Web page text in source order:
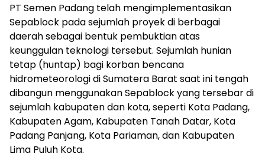
PT Semen Padang telah mengimplementasikan
Sepablock pada sejumlah proyek di berbagai
daerah sebagai bentuk pembuktian atas
keunggulan teknologi tersebut. Sejumlah hunian
tetap (huntap) bagi korban bencana
hidrometeorologi di Sumatera Barat saat ini tengah
dibangun menggunakan Sepablock yang tersebar di
sejumlah kabupaten dan kota, seperti Kota Padang,
Kabupaten Agam, Kabupaten Tanah Datar, Kota
Padang Panjang, Kota Pariaman, dan Kabupaten
Lima Puluh Kota.